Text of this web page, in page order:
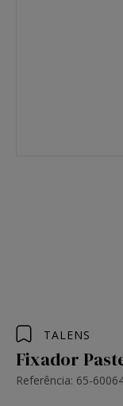
TALENS
Fixador
Referência: 65-